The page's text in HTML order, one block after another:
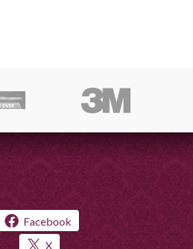
Facebook
X